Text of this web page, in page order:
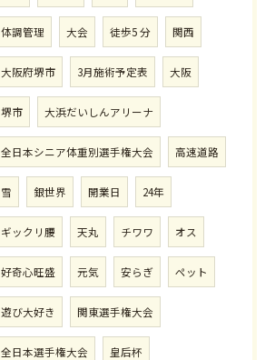
体調管理 大会 徒歩5 分 関西
大阪府堺市 3月施術予定表 大阪
堺市 大浜だいしんアリーナ
全日本シニア体重別選手権大会 高速道路
雪 銀世界 開業日 24年
ギックリ腰 天丸 チワワ オス
好奇心旺盛 元気 安らぎ ペット
遊び大好き 関東選手権大会
全日本選手権大会 皇后杯